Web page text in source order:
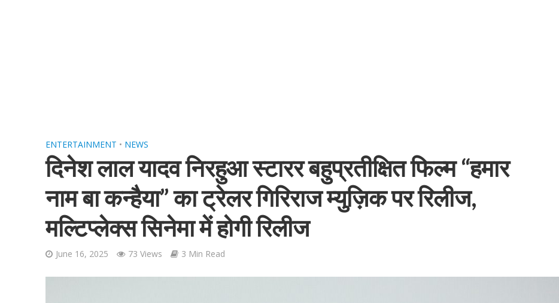
ENTERTAINMENT • NEWS
दिनेश लाल यादव निरहुआ स्टारर बहुप्रतीक्षित फिल्म “हमार
नाम बा कन्हैया” का ट्रेलर गिरिराज म्युज़िक पर रिलीज,
मल्टिप्लेक्स सिनेमा में होगी रिलीज
June 16, 2025 73 Views 3 Min Read